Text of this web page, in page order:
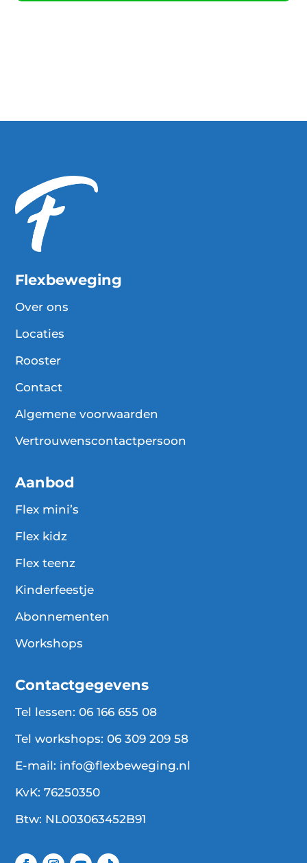
Flexbeweging
Over ons
Locaties
Rooster
Contact
Algemene voorwaarden
Vertrouwenscontactpersoon
Aanbod
Flex mini’s
Flex kidz
Flex teenz
Kinderfeestje
Abonnementen
Workshops
Contactgegevens
Tel lessen:06 166 655 08
Tel workshops:06 309 209 58
E-mail: info@flexbeweging.nl
KvK: 76250350
Btw: NL003063452B91